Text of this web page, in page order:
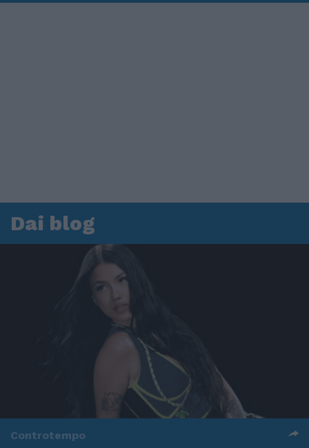
Dai blog
Controtempo